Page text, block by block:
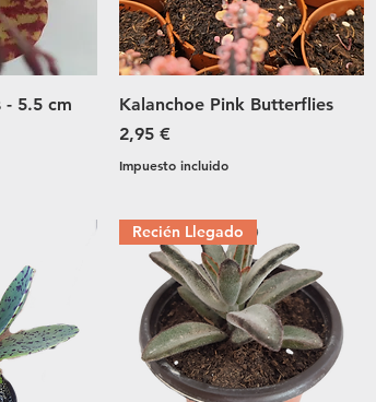
- 5.5 cm
Vista rápida
Kalanchoe Pink Butterflies
Precio
2,95 €
Impuesto incluido
Recién Llegado